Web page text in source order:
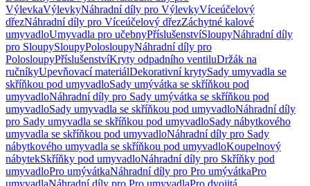
VýlevkaVýlevkyNáhradní díly pro VýlevkyVíceúčelový
dřezNáhradní díly pro Víceúčelový dřezZáchytné kalové
umyvadloUmyvadla pro učebnyPříslušenstvíSloupyNáhradní díly
pro SloupySloupyPolosloupyNáhradní díly pro
PolosloupyPříslušenstvíKryty odpadního ventiluDržák na
ručníkyUpevňovací materiálDekorativní krytySady umyvadla se
skříňkou pod umyvadloSady umývátka se skříňkou pod
umyvadloNáhradní díly pro Sady umývátka se skříňkou pod
umyvadloSady umyvadla se skříňkou pod umyvadloNáhradní díly
pro Sady umyvadla se skříňkou pod umyvadloSady nábytkového
umyvadla se skříňkou pod umyvadloNáhradní díly pro Sady
nábytkového umyvadla se skříňkou pod umyvadloKoupelnový
nábytekSkříňky pod umyvadloNáhradní díly pro Skříňky pod
umyvadloPro umývátkaNáhradní díly pro Pro umývátkaPro
umyvadlaNáhradní díly pro Pro umyvadlaPro dvojitá